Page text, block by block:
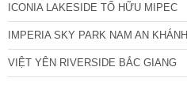
ICONIA LAKESIDE TỐ HỮU MIPEC
IMPERIA SKY PARK NAM AN KHÁNH
VIỆT YÊN RIVERSIDE BẮC GIANG